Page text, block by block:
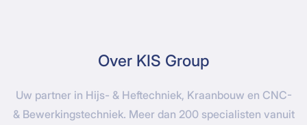
Over KIS Group
Uw partner in Hijs- & Heftechniek, Kraanbouw en CNC-
& Bewerkingstechniek. Meer dan 200 specialisten vanuit